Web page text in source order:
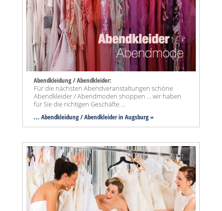
Abendkleidung / Abendkleider:
Für die nächsten Abendveranstaltungen schöne
Abendkleider / Abendmoden shoppen ... wir haben
für Sie die richtigen Geschäfte ...
... Abendkleidung / Abendkleider in Augsburg »